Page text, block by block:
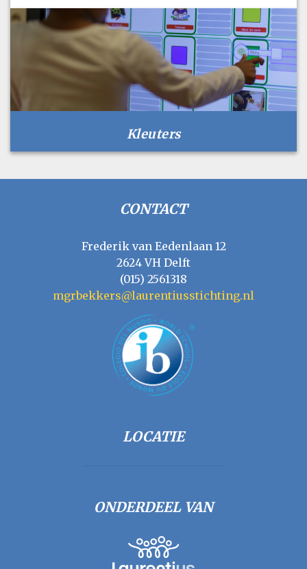
Kleuters
CONTACT
Frederik van Eedenlaan 12
2624 VH Delft
(015) 2561318
mgrbekkers@laurentiusstichting.nl
LOCATIE
ONDERDEEL VAN